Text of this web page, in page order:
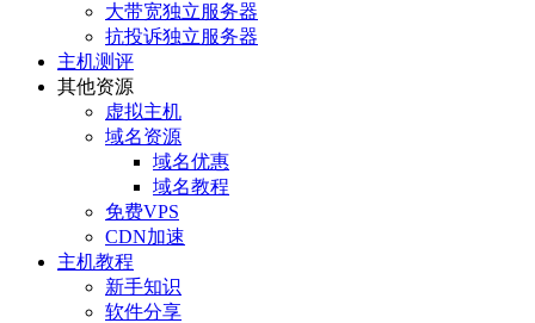
大带宽独立服务器
抗投诉独立服务器
主机测评
其他资源
虚拟主机
域名资源
域名优惠
域名教程
免费VPS
CDN加速
主机教程
新手知识
软件分享